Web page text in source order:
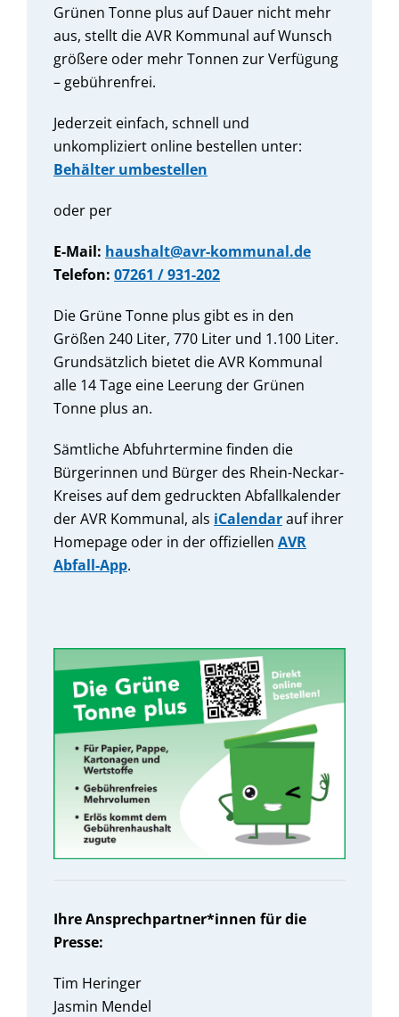
Grünen Tonne plus auf Dauer nicht mehr
aus, stellt die AVR Kommunal auf Wunsch
größere oder mehr Tonnen zur Verfügung
– gebührenfrei.
Jederzeit einfach, schnell und
unkompliziert online bestellen unter:
Behälter umbestellen
oder per
E-Mail: haushalt@avr-kommunal.de
Telefon: 07261 / 931-202
Die Grüne Tonne plus gibt es in den
Größen 240 Liter, 770 Liter und 1.100 Liter.
Grundsätzlich bietet die AVR Kommunal
alle 14 Tage eine Leerung der Grünen
Tonne plus an.
Sämtliche Abfuhrtermine finden die
Bürgerinnen und Bürger des Rhein-Neckar-
Kreises auf dem gedruckten Abfallkalender
der AVR Kommunal, als iCalendarauf ihrer
Homepage oder in der offiziellen AVR
Abfall-App.
Ihre Ansprechpartner*innen für die
Presse:
Tim Heringer
Jasmin Mendel